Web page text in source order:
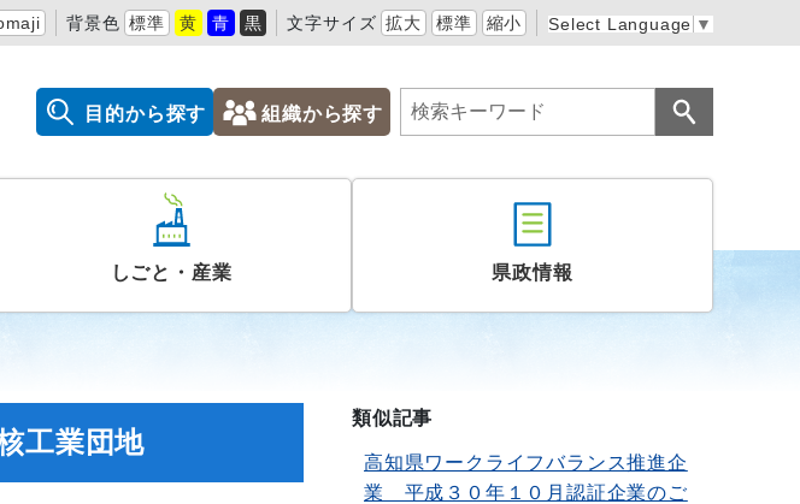
背景色 標準 黄 青 黒 文字サイズ 拡大 標準 縮小 Select Language ▼
目的から探す 組織から探す
しごと・産業 県政情報
工業団地
類似記事
高知県ワークライフバランス推進企
業 平成３０年１０月認証企業のご